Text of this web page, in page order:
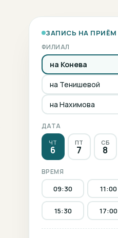
ЗАПИСЬ НА ПРИЁМ
ФИЛИАЛ
на Конева
на Тенишевой
на Нахимова
ДАТА
ЧТ
6
ПТ
7
СБ
8
ВРЕМЯ
09:30 11:00
15:30 17:00